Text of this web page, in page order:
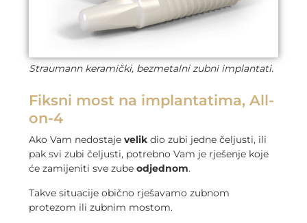
Straumann keramički, bezmetalni zubni implantati.
Fiksni most na implantatima, All-
on-4
Ako Vam nedostaje velik dio zubi jedne čeljusti, ili
pak svi zubi čeljusti, potrebno Vam je rješenje koje
će zamijeniti sve zube odjednom.
Takve situacije obično rješavamo zubnom
protezom ili zubnim mostom.